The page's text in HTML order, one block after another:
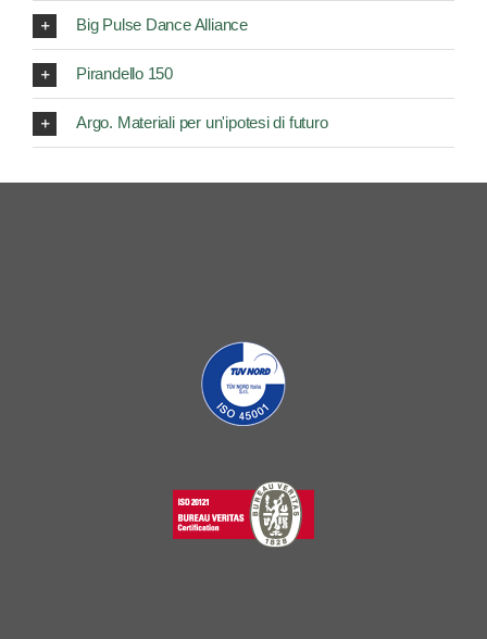
Big Pulse Dance Alliance
Pirandello 150
Argo. Materiali per un'ipotesi di futuro